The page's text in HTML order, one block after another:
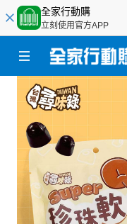
全家行動購
立刻使用官方APP